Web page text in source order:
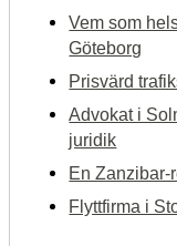
Vem som
Göteborg
Prisvärd
Advokat i
juridik
En Zanzibar-
Flyttfirma i